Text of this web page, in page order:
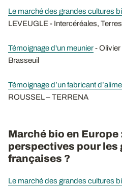
Le marché des grandes cultures
LEVEUGLE - Intercéréales,
Témoignage d'un meunier-
Brasseuil
Témoignage d’un fabricant
ROUSSEL – TERRENA
Marché bio en Europe
perspectives pour les
françaises ?
Le marché des grandes cultures